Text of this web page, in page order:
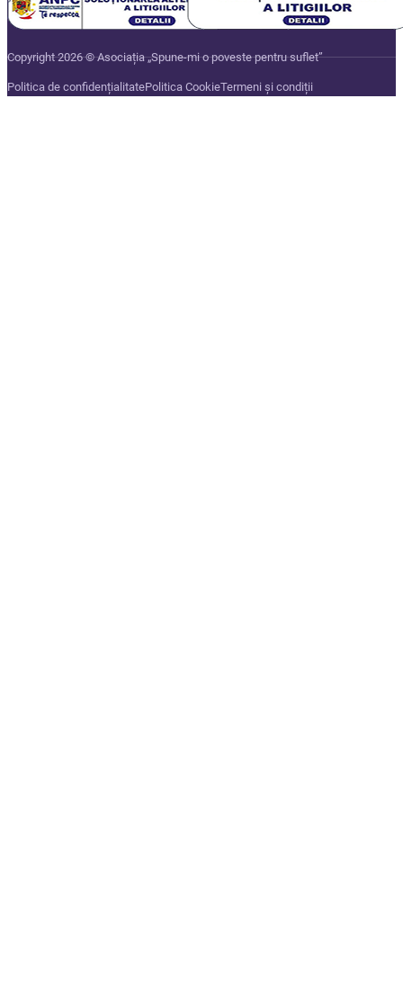
Copyright 2026 © Asociația „Spune-mi o poveste pentru suflet”
Politica de confidențialitatePolitica CookieTermeni și condiții